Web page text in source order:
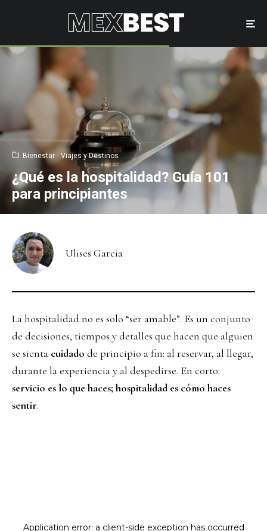
Bienestar Viajes y Destinos
¿Qué es la hospitalidad? Guía 101
para principiantes
Ulises Garcia
La hospitalidad no es solo “ser amable”. Es un conjunto
de decisiones, tiempos y detalles que hacen que alguien
se sienta cuidado de principio a fin: al reservar, al llegar,
durante la experiencia y al despedirse. En corto:
servicio es lo que haces; hospitalidad es cómo haces
sentir.